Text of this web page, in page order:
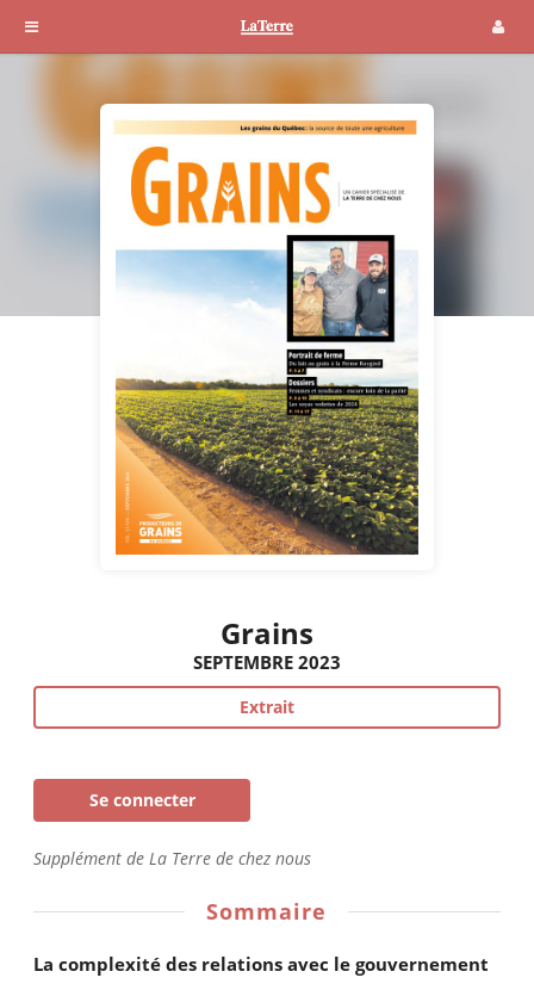
Grains
SEPTEMBRE 2023
Extrait
Se connecter
Supplément de La Terre de chez nous
Sommaire
La complexité des relations avec le gouvernement